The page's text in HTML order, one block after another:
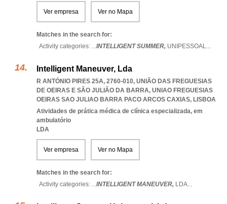
Ver empresa Ver no Mapa
Matches in the search for:
Activity categories: ...INTELLIGENT SUMMER, UNIPESSOAL...
Intelligent Maneuver, Lda
R ANTÓNIO PIRES 25A, 2760-010, UNIÃO DAS FREGUESIAS
DE OEIRAS E SÃO JULIÃO DA BARRA, UNIAO FREGUESIAS
OEIRAS SAO JULIAO BARRA PACO ARCOS CAXIAS, LISBOA
Atividades de prática médica de clínica especializada, em
ambulatório
LDA
Ver empresa Ver no Mapa
Matches in the search for:
Activity categories: ...INTELLIGENT MANEUVER, LDA...